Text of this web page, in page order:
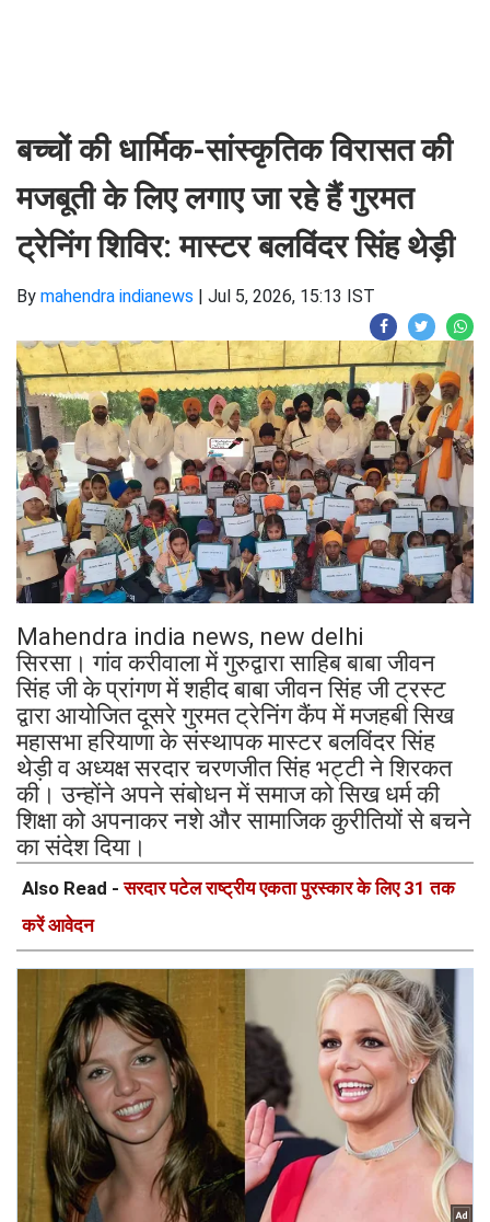
बच्चों की धार्मिक-सांस्कृतिक विरासत की
मजबूती के लिए लगाए जा रहे हैं गुरमत
ट्रेनिंग शिविर: मास्टर बलविंदर सिंह थेड़ी
By mahendra indianews | Jul 5, 2026, 15:13 IST
Mahendra india news, new delhi
सिरसा। गांव करीवाला में गुरुद्वारा साहिब बाबा जीवन
सिंह जी के प्रांगण में शहीद बाबा जीवन सिंह जी ट्रस्ट
द्वारा आयोजित दूसरे गुरमत ट्रेनिंग कैंप में मजहबी सिख
महासभा हरियाणा के संस्थापक मास्टर बलविंदर सिंह
थेड़ी व अध्यक्ष सरदार चरणजीत सिंह भट्टी ने शिरकत
की। उन्होंने अपने संबोधन में समाज को सिख धर्म की
शिक्षा को अपनाकर नशे और सामाजिक कुरीतियों से बचने
का संदेश दिया।
Also Read -सरदार पटेल राष्ट्रीय एकता पुरस्कार के लिए 31 तक
करें आवेदन